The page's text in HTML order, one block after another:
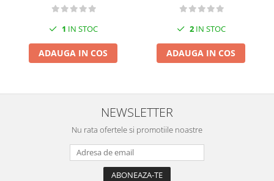
1 IN STOC
ADAUGA IN COS
2IN STOC
ADAUGA IN COS
NEWSLETTER
Nu rata ofertele si promotiile noastre